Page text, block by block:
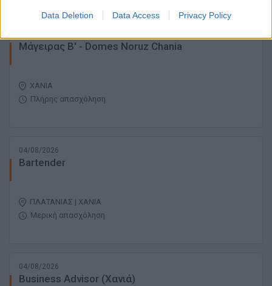
Data Deletion Data Access Privacy Policy
Μάγειρας Β' - Domes Noruz Chania
ΧΑΝΙΑ
Πλήρης απασχόληση
04/08/2026
Bartender
ΠΛΑΤΑΝΙΑΣ | ΧΑΝΙΑ
Μερική απασχόληση
04/08/2026
Business Advisor (Χανιά)